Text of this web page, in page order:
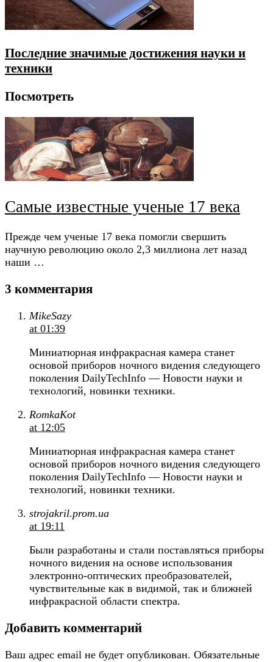
Последние значимые достижения науки и
техники
Посмотреть
Самые известные ученые 17 века
Прежде чем ученые 17 века помогли свершить
научную революцию около 2,3 миллиона лет назад
наши …
3 комментария
MikeSazy
at 01:39
Миниатюрная инфракрасная камера станет
основой приборов ночного видения следующего
поколения DailyTechInfo — Новости науки и
технологий, новинки техники.
RomkaKot
at 12:05
Миниатюрная инфракрасная камера станет
основой приборов ночного видения следующего
поколения DailyTechInfo — Новости науки и
технологий, новинки техники.
strojakril.prom.ua
at 19:11
Были разработаны и стали поставляться приборы
ночного видения на основе использования
электронно-оптических преобразователей,
чувствительные как в видимой, так и ближней
инфракрасной области спектра.
Добавить комментарий
Ваш адрес email не будет опубликован. Обязательные